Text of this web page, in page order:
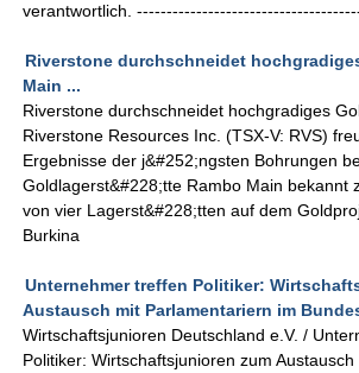
verantwortlich.
Riverstone durchschneidet
Main ...
Riverstone durchschneidet hochgradiges
Riverstone Resources Inc. (TSX-V: RVS)
Ergebnisse der j&#252;ngsten Bohrungen
Goldlagerst&#228;tte Rambo Main bekannt
von vier Lagerst&#228;tten auf dem
Burkina
Unternehmer treffen Politiker:
Austausch mit Parlamentariern im
Wirtschaftsjunioren Deutschland e.V. /
Politiker: Wirtschaftsjunioren zum